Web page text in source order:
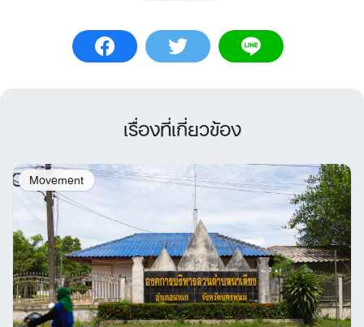
เรื่องที่เกี่ยวข้อง
Movement